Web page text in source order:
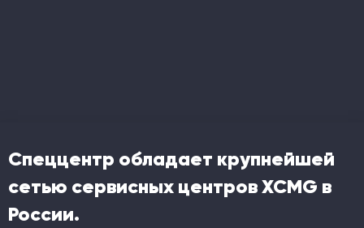
Спеццентр обладает крупнейшей
сетью сервисных центров XCMG в
России.